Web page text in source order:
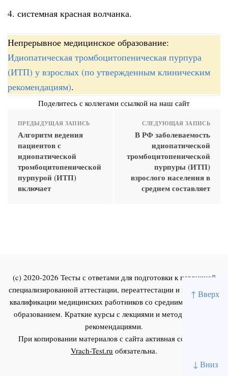
↑ Вверх
↓ Вниз
4. системная красная волчанка.
Непрерывное медицинское образование:
Идиопатическая тромбоцитопеническая пурпура
(ИТП) у взрослых (по утвержденным клиническим
рекомендациям).
Поделитесь с коллегами ссылкой на наш сайт
ПРЕДЫДУЩАЯ ЗАПИСЬ
Алгоритм ведения
пациентов с
идиопатической
тромбоцитопенической
пурпурой (ИТП)
включает
СЛЕДУЮЩАЯ ЗАПИСЬ
В РФ заболеваемость
идиопатической
тромбоцитопенической
пурпуры (ИТП)
взрослого населения в
среднем составляет
(c) 2020-2026 Тесты с ответами для подготовки к первичной
специализированной аттестации, переаттестации и повышения
квалификации медицинских работников со средним и высшим
образованием. Краткие курсы с лекциями и методическими
рекомендациями.
При копировании материалов с сайта активная ссылка на
Vrach-Test.ru обязательна.